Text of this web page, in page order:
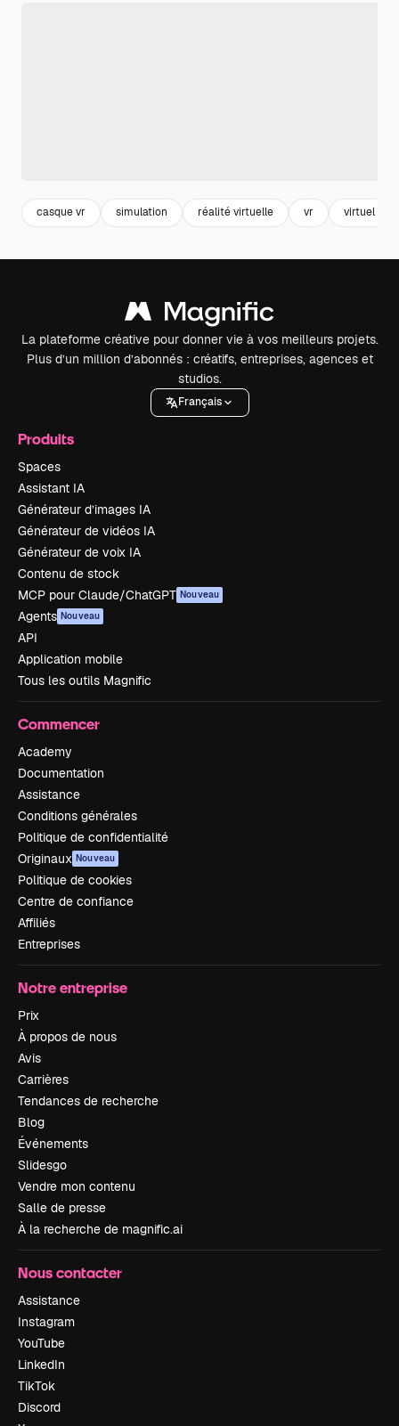
casque vr simulation réalité virtuelle vr virtuel
La plateforme créative pour donner vie à vos meilleurs projets.
Plus d’un million d’abonnés : créatifs, entreprises, agences et
studios.
Français
Produits
Spaces
Assistant IA
Générateur d’images IA
Générateur de vidéos IA
Générateur de voix IA
Contenu de stock
MCP pour Claude/ChatGPT Nouveau
Agents Nouveau
API
Application mobile
Tous les outils Magnific
Commencer
Academy
Documentation
Assistance
Conditions générales
Politique de confidentialité
Originaux Nouveau
Politique de cookies
Centre de confiance
Affiliés
Entreprises
Notre entreprise
Prix
À propos de nous
Avis
Carrières
Tendances de recherche
Blog
Événements
Slidesgo
Vendre mon contenu
Salle de presse
À la recherche de magnific.ai
Nous contacter
Assistance
Instagram
YouTube
LinkedIn
TikTok
Discord